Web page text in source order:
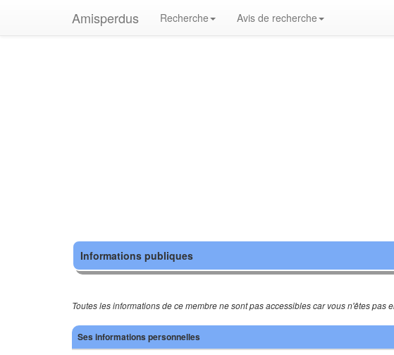
Amisperdus Recherche Avis de recherche
Informations publiques
Toutes les informations de ce membre ne sont pas accessibles car vous n'êtes pas
Ses informations personnelles